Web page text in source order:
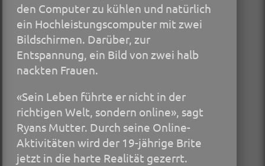
den Computer zu kühlen und natürlich
ein Hochleistungscomputer mit zwei
Bildschirmen. Darüber, zur
Entspannung, ein Bild von zwei halb
nackten Frauen.
«Sein Leben führte er nicht in der
richtigen Welt, sondern online», sagt
Ryans Mutter. Durch seine Online-
Aktivitäten wird der 19-jährige Brite
jetzt in die harte Realität gezerrt.